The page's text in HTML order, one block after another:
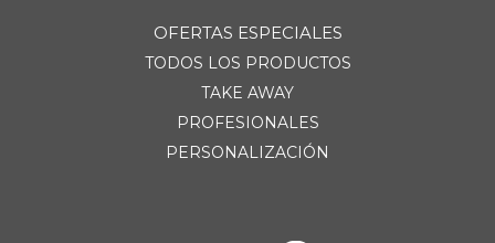
OFERTAS ESPECIALES
TODOS LOS PRODUCTOS
TAKE AWAY
PROFESIONALES
PERSONALIZACIÓN